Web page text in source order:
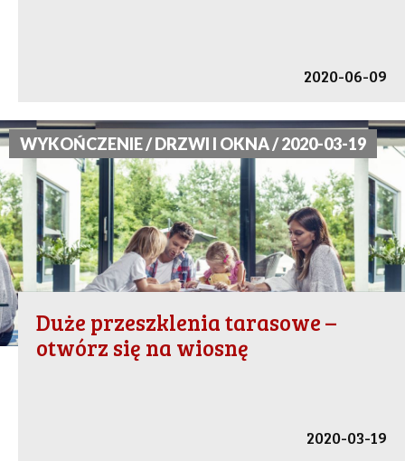
2020-06-09
WYKOŃCZENIE / DRZWI I OKNA / 2020-03-19
Duże przeszklenia tarasowe –
otwórz się na wiosnę
2020-03-19